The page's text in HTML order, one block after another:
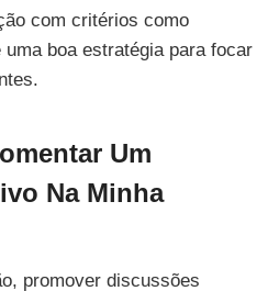
com critérios como
boa estratégia para focar
Um
Na Minha
promover discussões